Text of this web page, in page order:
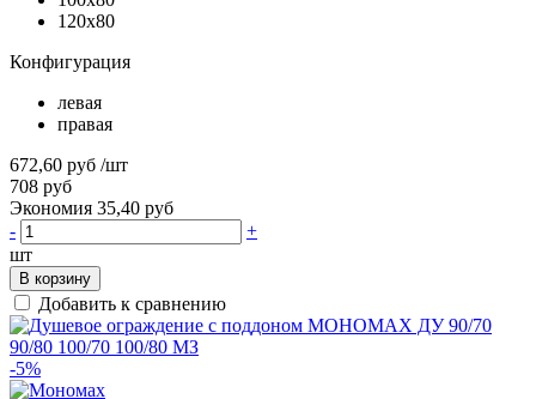
120x80
Конфигурация
левая
правая
672,60 руб /шт
708 руб
Экономия 35,40 руб
-
+
шт
В корзину
Добавить к сравнению
-5%